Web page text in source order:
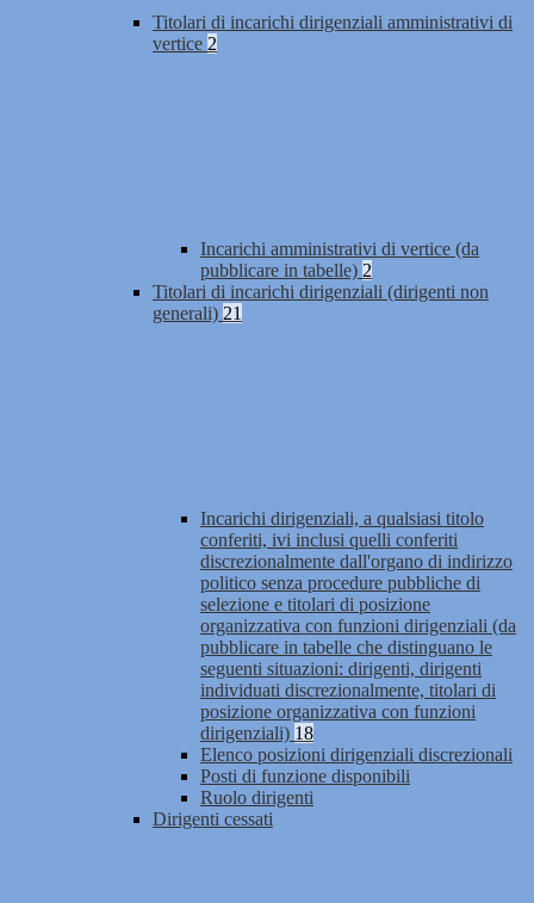
Titolari di incarichi dirigenziali amministrativi di
vertice 2
Incarichi amministrativi di vertice (da
pubblicare in tabelle) 2
Titolari di incarichi dirigenziali (dirigenti non
generali) 21
Incarichi dirigenziali, a qualsiasi titolo
conferiti, ivi inclusi quelli conferiti
discrezionalmente dall'organo di indirizzo
politico senza procedure pubbliche di
selezione e titolari di posizione
organizzativa con funzioni dirigenziali (da
pubblicare in tabelle che distinguano le
seguenti situazioni: dirigenti, dirigenti
individuati discrezionalmente, titolari di
posizione organizzativa con funzioni
dirigenziali) 18
Elenco posizioni dirigenziali discrezionali
Posti di funzione disponibili
Ruolo dirigenti
Dirigenti cessati